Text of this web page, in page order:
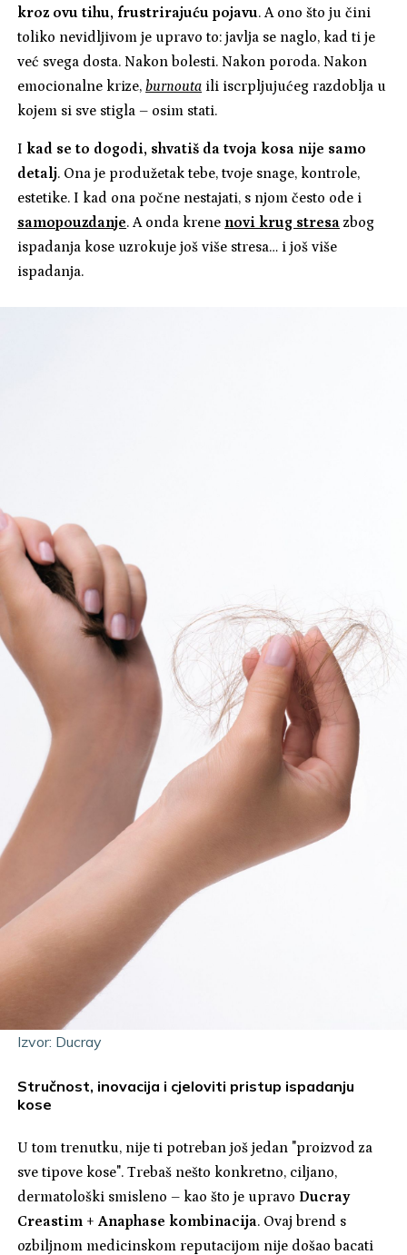
kroz ovu tihu, frustrirajuću pojavu. A ono što ju čini
toliko nevidljivom je upravo to: javlja se naglo, kad ti je
već svega dosta. Nakon bolesti. Nakon poroda. Nakon
emocionalne krize,burnouta ili iscrpljujućeg razdoblja u
kojem si sve stigla – osim stati.
I kad se to dogodi, shvatiš da tvoja kosa nije samo
detalj. Ona je produžetak tebe, tvoje snage, kontrole,
estetike. I kad ona počne nestajati, s njom često ode i
samopouzdanje. A onda krene novi krug stresa zbog
ispadanja kose uzrokuje još više stresa… i još više
ispadanja.
Izvor: Ducray
Stručnost, inovacija i cjeloviti pristup ispadanju
kose
U tom trenutku, nije ti potreban još jedan "proizvod za
sve tipove kose". Trebaš nešto konkretno, ciljano,
dermatološki smisleno – kao što je upravo Ducray
Creastim + Anaphase kombinacija. Ovaj brend s
ozbiljnom medicinskom reputacijom nije došao bacati